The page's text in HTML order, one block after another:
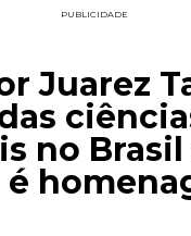
PUBLICIDADE
Juarez
no Brasil